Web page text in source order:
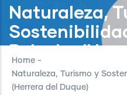
Naturaleza,
Peloche
Home -
Naturaleza, Turismo y
(Herrera del Duque)